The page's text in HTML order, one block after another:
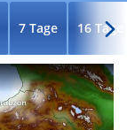
7 Tage 16 Tage